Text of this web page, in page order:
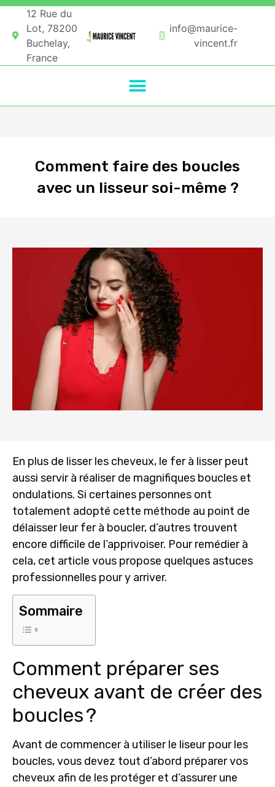
12 Rue du
Lot, 78200
Buchelay,
France
info@maurice-
vincent.fr
Comment faire des boucles
avec un lisseur soi-même ?
En plus de lisser les cheveux, le fer à lisser peut
aussi servir à réaliser de magnifiques boucles et
ondulations. Si certaines personnes ont
totalement adopté cette méthode au point de
délaisser leur fer à boucler, d’autres trouvent
encore difficile de l’apprivoiser. Pour remédier à
cela, cet article vous propose quelques astuces
professionnelles pour y arriver.
Sommaire
Comment préparer ses
cheveux avant de créer des
boucles ?
Avant de commencer à utiliser le liseur pour les
boucles, vous devez tout d’abord préparer vos
cheveux afin de les protéger et d’assurer une